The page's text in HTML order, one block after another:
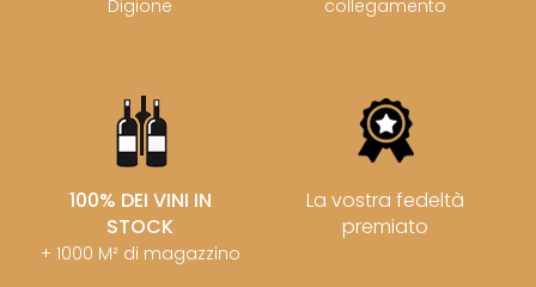
Digione
collegamento
100% DEI VINI IN
STOCK
+ 1000 M² di magazzino
La vostra fedeltà
premiato